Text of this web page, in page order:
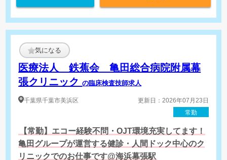
気になる
医療法人 鉄蕉会 亀田総合病院附属幕
張クリニックの臨床検査技師求人
千葉県千葉市美浜区
更新日：2026年07月23日
常勤
【常勤】エコー経験不問・OJT環境充実してます！
亀田グループが運営する健診・人間ドック中心のク
リニックでのお仕事です@海浜幕張駅